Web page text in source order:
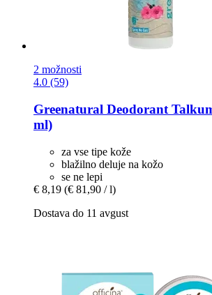
2 možnosti
4.0 (59)
Greenatural Deodorant
ml)
za vse tipe kože
blažilno deluje na kožo
se ne lepi
€ 8,19 (€ 81,90 / l)
Dostava do 11 avgust